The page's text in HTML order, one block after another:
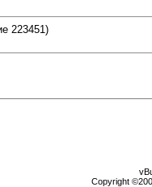
223451)
Copyright